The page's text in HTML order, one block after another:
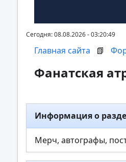
Сегодня: 08.08.2026 - 03:20:49
Главная сайта 📗
Фанатская
Информация о
Мерч, автографы,